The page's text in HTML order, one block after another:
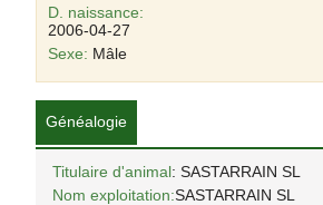
D. naissance:
2006-04-27
Sexe: Mâle
Généalogie
Titulaire d'animal: SASTARRAIN SL
Nom exploitation:SASTARRAIN SL